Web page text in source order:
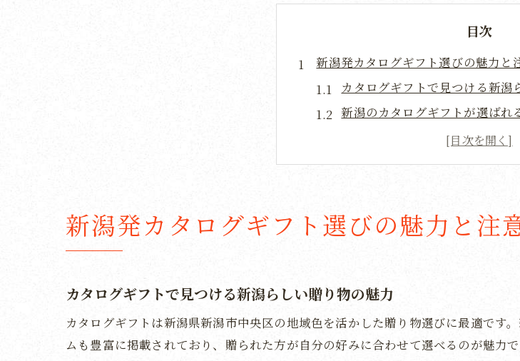
目次
新潟発カタログギフト選びの魅力と
カタログギフトで見つける新潟
新潟のカタログギフトが選ばれ
贈り先に喜ばれるカタログギフ
カタログギフト購入時に気を付
カタログギフト選びで失敗しな
カタログギフトで叶える特別な贈り
カタログギフトで選ぶ楽しみと
カタログギフトで叶える記憶に
新潟発カタログギフト選びの魅力と注
カタログギフトで見つける新潟らしい贈り物の魅力
カタログギフトは新潟県新潟市中央区の地域色を活かした贈り物選びに最適です
ムも豊富に掲載されており、贈られた方が自分の好みに合わせて選べるのが魅力